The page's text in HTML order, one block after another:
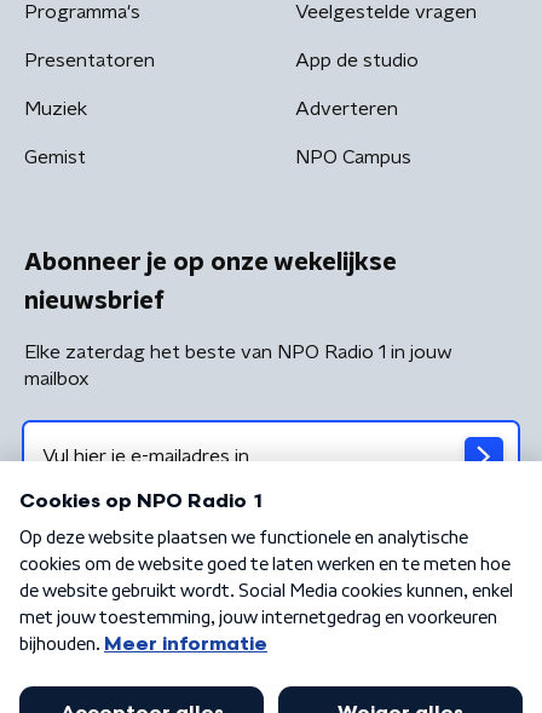
Programma's
Presentatoren
Muziek
Gemist
Veelgestelde vragen
App de studio
Adverteren
NPO Campus
Abonneer je op onze wekelijkse
nieuwsbrief
Elke zaterdag het beste van NPO Radio 1 in jouw
mailbox
Algemene voorwaarden